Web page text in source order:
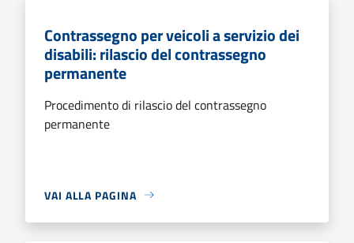
Contrassegno per veicoli a servizio dei
disabili: rilascio del contrassegno
permanente
Procedimento di rilascio del contrassegno
permanente
VAI ALLA PAGINA